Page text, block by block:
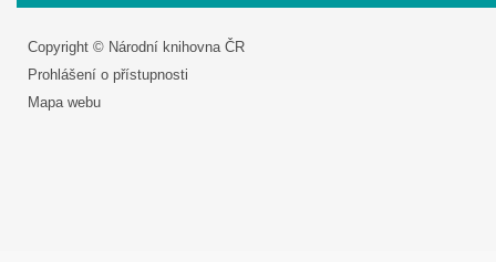
Copyright © Národní knihovna ČR
Prohlášení o přístupnosti
Mapa webu